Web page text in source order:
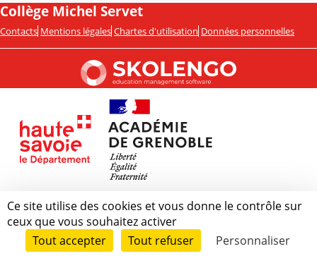
Collège Michel Servet
Contacts Mentions légales Chartes d'utilisation Données personnelles
Ce site utilise des cookies et vous donne le contrôle sur
ceux que vous souhaitez activer
Tout accepter
Tout refuser Personnaliser